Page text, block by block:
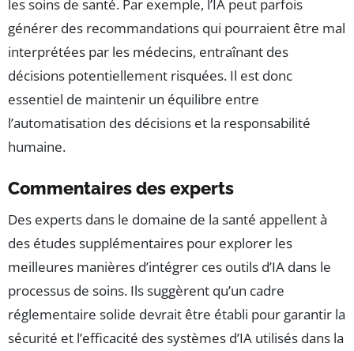
les soins de santé. Par exemple, l’IA peut parfois
générer des recommandations qui pourraient être mal
interprétées par les médecins, entraînant des
décisions potentiellement risquées. Il est donc
essentiel de maintenir un équilibre entre
l’automatisation des décisions et la responsabilité
humaine.
Commentaires des experts
Des experts dans le domaine de la santé appellent à
des études supplémentaires pour explorer les
meilleures manières d’intégrer ces outils d’IA dans le
processus de soins. Ils suggèrent qu’un cadre
réglementaire solide devrait être établi pour garantir la
sécurité et l’efficacité des systèmes d’IA utilisés dans la